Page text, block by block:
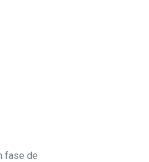
fase de